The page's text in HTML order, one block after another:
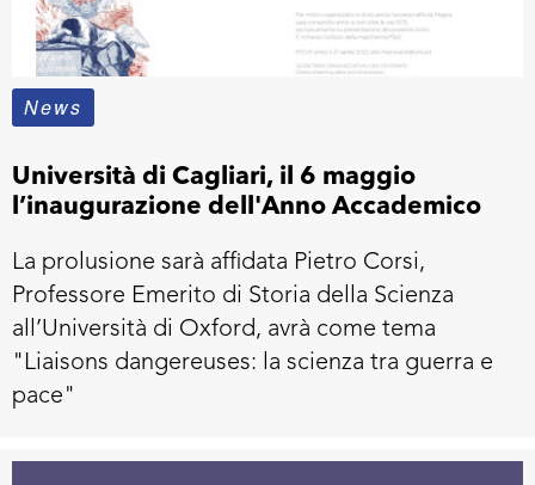
News
Università di Cagliari, il 6 maggio
l’inaugurazione dell'Anno Accademico
La prolusione sarà affidata Pietro Corsi,
Professore Emerito di Storia della Scienza
all’Università di Oxford, avrà come tema
"Liaisons dangereuses: la scienza tra guerra e
pace"